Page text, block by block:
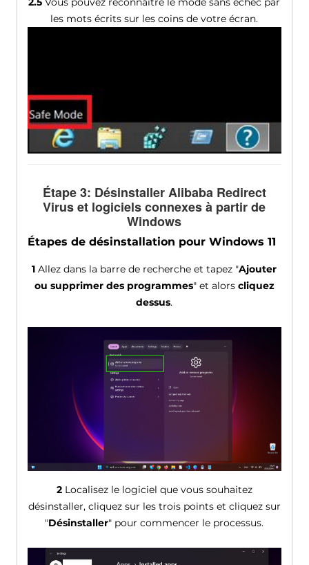
les mots écrits sur les coins de votre écran.
Étape 3: Désinstaller Alibaba Redirect
Virus et logiciels connexes à partir de
Windows
Étapes de désinstallation pour Windows 11
1 Allez dans la barre de recherche et tapez "Ajouter
ou supprimer des programmes" et alors cliquez
dessus.
2Localisez le logiciel que vous souhaitez
désinstaller, cliquez sur les trois points et cliquez sur
"Désinstaller" pour commencer le processus.